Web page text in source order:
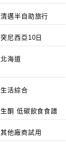
清邁半自助旅行
突尼西亞10日
北海道
生活綜合
生酮 低碳飲食食譜
其他廠商試用